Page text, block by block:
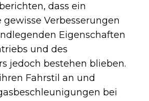
dass ein
Verbesserungen
Eigenschaften
und des
jedoch bestehen blieben.
Fahrstil an und
bei